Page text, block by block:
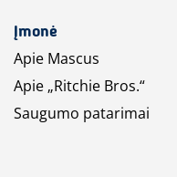
Įmonė
Apie Mascus
Apie „Ritchie Bros.“
Saugumo patarimai